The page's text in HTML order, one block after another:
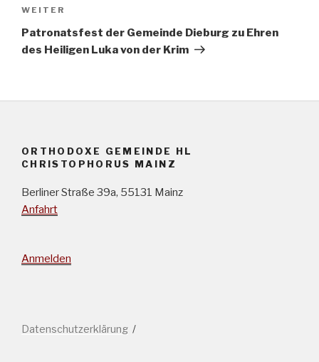
Nächster
Beitrag
WEITER
Patronatsfest der Gemeinde Dieburg zu Ehren
des Heiligen Luka von der Krim
ORTHODOXE GEMEINDE HL
CHRISTOPHORUS MAINZ
Berliner Straße 39a, 55131 Mainz
Anfahrt
Anmelden
Datenschutzerklärung